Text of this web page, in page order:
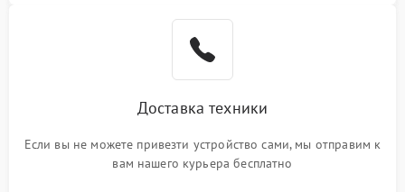
Доставка техники
Если вы не можете привезти устройство сами, мы отправим к
вам нашего курьера бесплатно